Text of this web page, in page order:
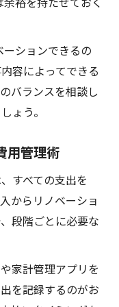
ションできるの
容によってできる
バランスを相談し
ょう。
用管理術
すべての支出を
からリノベーショ
段階ごとに必要な
家計管理アプリを
を記録するのがお